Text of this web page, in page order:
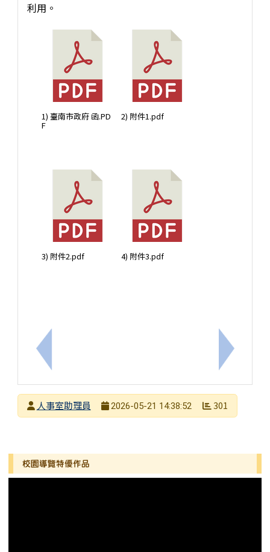
上一筆：為促進與維護教師心理健康，謹訂於115年
利用。
1) 臺南市政府 函.PD
F
2) 附件1.pdf
3) 附件2.pdf 4) 附件3.pdf
下一筆：
發布者人事室助理員
2026-05-21 14:38:52 301
左邊區域內容
校園導覽特優作品